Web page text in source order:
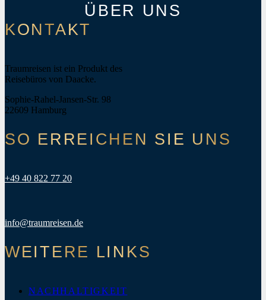
ÜBER UNS
KONTAKT
Traumreisen ist ein Produkt des
Reisebüros von Daacke.
Sophie-Rahel-Jansen-Str. 98
22609 Hamburg
SO ERREICHEN SIE UNS
+49 40 822 77 20
info@traumreisen.de
WEITERE LINKS
NACHHALTIGKEIT